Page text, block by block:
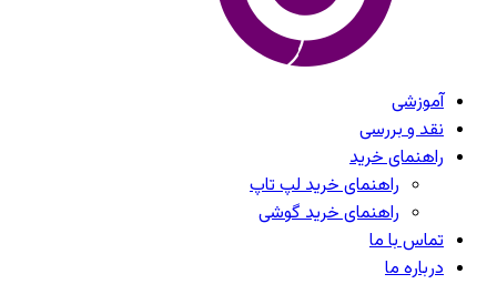
آموزشی
نقد و بررسی
راهنمای خرید
راهنمای خرید لپ تاپ
راهنمای خرید گوشی
تماس با ما
درباره ما